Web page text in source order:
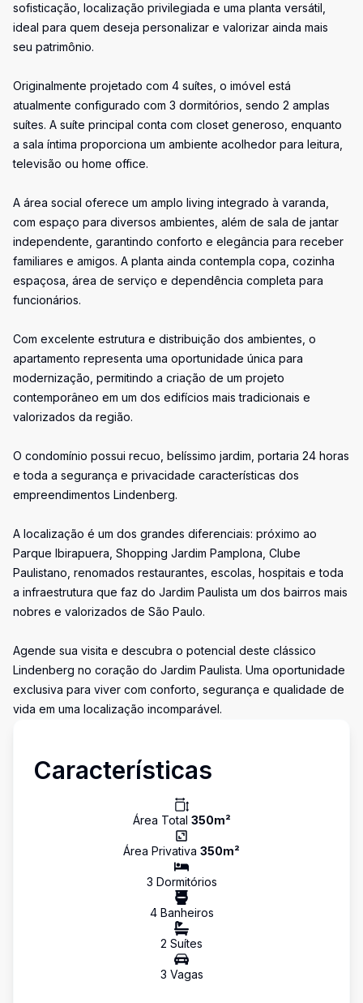
sofisticação, localização privilegiada e uma planta versátil,
ideal para quem deseja personalizar e valorizar ainda mais
seu patrimônio.
Originalmente projetado com 4 suítes, o imóvel está
atualmente configurado com 3 dormitórios, sendo 2 amplas
suítes. A suíte principal conta com closet generoso, enquanto
a sala íntima proporciona um ambiente acolhedor para leitura,
televisão ou home office.
A área social oferece um amplo living integrado à varanda,
com espaço para diversos ambientes, além de sala de jantar
independente, garantindo conforto e elegância para receber
familiares e amigos. A planta ainda contempla copa, cozinha
espaçosa, área de serviço e dependência completa para
funcionários.
Com excelente estrutura e distribuição dos ambientes, o
apartamento representa uma oportunidade única para
modernização, permitindo a criação de um projeto
contemporâneo em um dos edifícios mais tradicionais e
valorizados da região.
O condomínio possui recuo, belíssimo jardim, portaria 24 horas
e toda a segurança e privacidade características dos
empreendimentos Lindenberg.
A localização é um dos grandes diferenciais: próximo ao
Parque Ibirapuera, Shopping Jardim Pamplona, Clube
Paulistano, renomados restaurantes, escolas, hospitais e toda
a infraestrutura que faz do Jardim Paulista um dos bairros mais
nobres e valorizados de São Paulo.
Agende sua visita e descubra o potencial deste clássico
Lindenberg no coração do Jardim Paulista. Uma oportunidade
exclusiva para viver com conforto, segurança e qualidade de
vida em uma localização incomparável.
Características
Área Total 350m²
Área Privativa 350m²
3 Dormitórios
4Banheiros
2 Suítes
3 Vagas